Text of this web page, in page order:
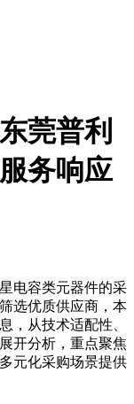
莞普利
务响应
电容类元器件的采
选优质供应商，本
，从技术适配性、
开分析，重点聚焦
元化采购场景提供